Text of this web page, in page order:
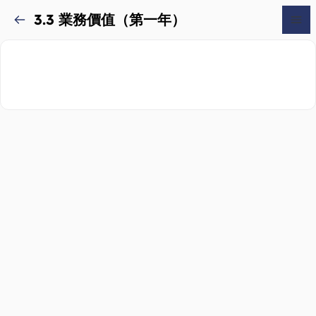
3.3 業務價值（第一年）